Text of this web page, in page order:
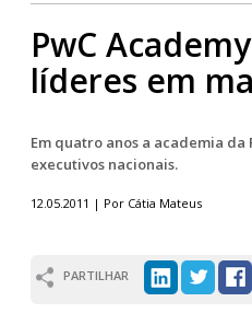
PwC
líderes em
Em quatro anos a academia da
executivos nacionais.
12.05.2011 | Por Cátia Mateus
PARTILHAR